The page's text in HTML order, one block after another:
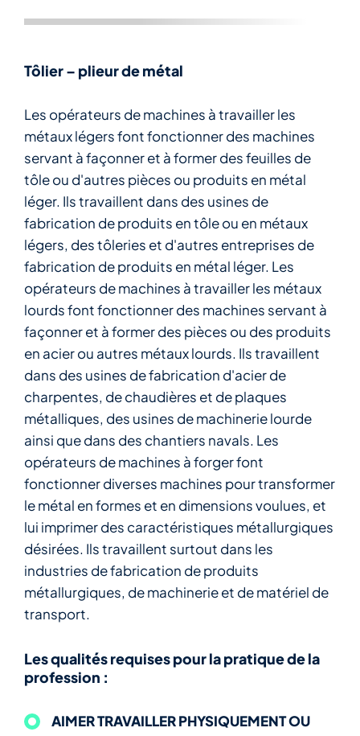
Tôlier – plieur de métal
Les opérateurs de machines à travailler les
métaux légers font fonctionner des machines
servant à façonner et à former des feuilles de
tôle ou d'autres pièces ou produits en métal
léger. Ils travaillent dans des usines de
fabrication de produits en tôle ou en métaux
légers, des tôleries et d'autres entreprises de
fabrication de produits en métal léger. Les
opérateurs de machines à travailler les métaux
lourds font fonctionner des machines servant à
façonner et à former des pièces ou des produits
en acier ou autres métaux lourds. Ils travaillent
dans des usines de fabrication d'acier de
charpentes, de chaudières et de plaques
métalliques, des usines de machinerie lourde
ainsi que dans des chantiers navals. Les
opérateurs de machines à forger font
fonctionner diverses machines pour transformer
le métal en formes et en dimensions voulues, et
lui imprimer des caractéristiques métallurgiques
désirées. Ils travaillent surtout dans les
industries de fabrication de produits
métallurgiques, de machinerie et de matériel de
transport.
Les qualités requises pour la pratique de la
profession :
AIMER TRAVAILLER PHYSIQUEMENT OU